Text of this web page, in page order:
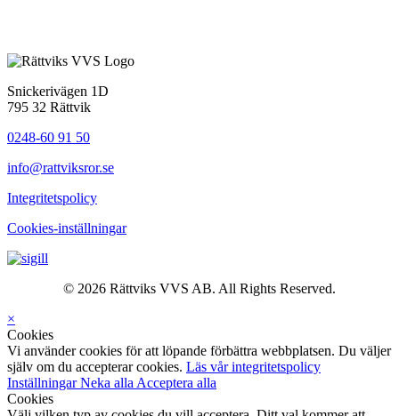
Snickerivägen 1D
795 32 Rättvik
0248-60 91 50
info@rattviksror.se
Integritetspolicy
Cookies-inställningar
© 2026 Rättviks VVS AB. All Rights Reserved.
×
Cookies
Vi använder cookies för att löpande förbättra webbplatsen. Du väljer
själv om du accepterar cookies. Läs vår integritetspolicy
InställningarNeka alla Acceptera alla
Cookies